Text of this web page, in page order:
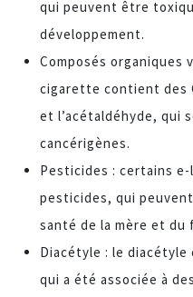
qui peuvent être
développement.
Composés organiques
cigarette contient des
et l’acétaldéhyde, qui
cancérigènes.
Pesticides : certains
pesticides, qui
santé de la mère et
Diacétyle : le diacétyle
qui a été associée à